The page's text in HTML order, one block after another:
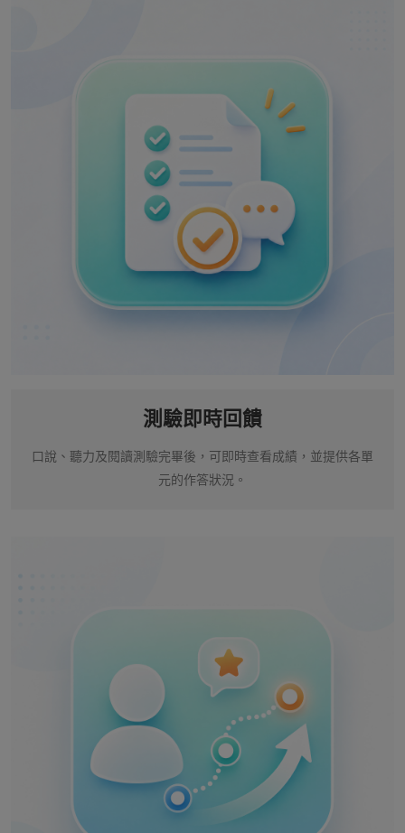
測驗即時回饋
口說、聽力及閱讀測驗完畢後，可即時查看成績，並提供各單
元的作答狀況。